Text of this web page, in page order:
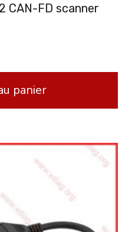
CAN-FD scanner
panier